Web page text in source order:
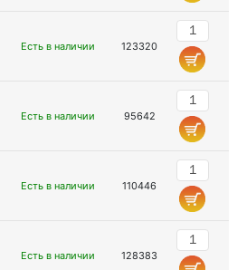
Есть в наличии 123320
Есть в наличии 95642
Есть в наличии 110446
Есть в наличии 128383